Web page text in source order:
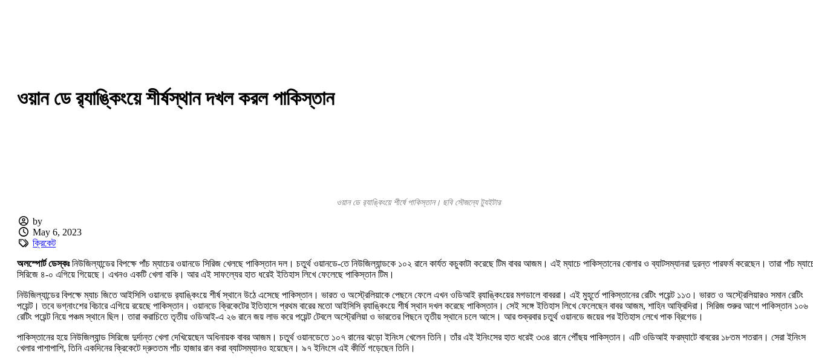
ওয়ান ডে র‍্যাঙ্কিংয়ে শীর্ষস্থান দখল করল পাকিস্তান
ওয়ান ডে র‍্যাঙ্কিংয়ে শীর্ষে পাকিস্তান। ছবি সৌজন্যে ট্যুইটার
by
May 6, 2023
ক্রিকেট
অলস্পোর্ট ডেস্কঃনিউজিল্যান্ডের বিপক্ষে পাঁচ ম্যাচের ওয়ানডে সিরিজ খেলছে পাকিস্তান দল। চতুর্থ ওয়ানডে-তে নিউজিল্যান্ডকে ১০২ রানে কার্যত কচুকাটা করেছে টিম বাবর আজম। এই ম্যাচে পাকিস্তানের বোলার ও ব্যাটসম্যানরা দুরন্ত পারফর্ম করেছেন। তারা পাঁচ
সিরিজে ৪-০ এগিয়ে গিয়েছে। এখনও একটি খেলা বাকি। আর এই সাফল্যের হাত ধরেই ইতিহাস লিখে ফেলেছে পাকিস্তান টিম।
নিউজিল্যান্ডের বিপক্ষে ম্যাচ জিতে আইসিসি ওয়ানডে র‌্যাঙ্কিংয়ে শীর্ষ স্থানে উঠে এসেছে পাকিস্তান। ভারত ও অস্ট্রেলিয়াকে পেছনে ফেলে এখন ওডিআই র‍্যাঙ্কিংয়ের মগডালে বাবররা। এই মুহূর্তে পাকিস্তানের রেটিং পয়েন্ট ১১৩। ভারত ও অস্ট্রেলিয়ারও সমান রেটিং
পয়েন্ট। তবে ভগ্নাংশের বিচারে এগিয়ে রয়েছে পাকিস্তান। ওয়ানডে ক্রিকেটের ইতিহাসে প্রথম বারের মতো আইসিসি র‌্যাঙ্কিংয়ে শীর্ষ স্থান দখল করেছে পাকিস্তান। সেই সঙ্গে ইতিহাস লিখে ফেলেছেন বাবর আজম, শাহিন আফ্রিদিরা। সিরিজ শুরুর আগে পাকিস্তান ১০৬
রেটিং পয়েন্ট নিয়ে পঞ্চম স্থানে ছিল। তারা করাচিতে তৃতীয় ওডিআই-এ ২৬ রানে জয় লাভ করে পয়েন্ট টেবলে অস্ট্রেলিয়া ও ভারতের পিছনে তৃতীয় স্থানে চলে আসে। আর শুক্রবার চতুর্থ ওয়ানডে জয়ের পর ইতিহাস লেখে পাক ব্রিগেড।
পাকিস্তানের হয়ে নিউজিল্যান্ড সিরিজে দুর্দান্ত খেলা দেখিয়েছেন অধিনায়ক বাবর আজম। চতুর্থ ওয়ানডেতে ১০৭ রানের ঝড়ো ইনিংস খেলেন তিনি। তাঁর এই ইনিংসের হাত ধরেই ৩৩৪ রানে পৌঁছয় পাকিস্তান। এটি ওডিআই ফরম্যাটে বাবরের ১৮তম শতরান। সেরা ইনিংস
খেলার পাশাপাশি, তিনি একদিনের ক্রিকেটে দ্রুততম পাঁচ হাজার রান করা ব্যাটসম্যানও হয়েছেন। ৯৭ ইনিংসে এই কীর্তি গড়েছেন তিনি।